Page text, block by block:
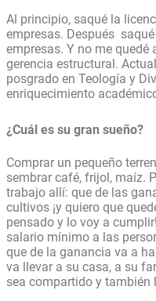
Al principio, saqué la
empresas. Después
empresas. Y no me quedé
gerencia estructural.
posgrado en Teología y
enriquecimiento
¿Cuál es su gran sueño?
Comprar un pequeño
sembrar café, frijol, maíz.
trabajo allí: que de las
cultivos ¡y quiero que
pensado y lo voy a
salario mínimo a las
que de la ganancia va a
va llevar a su casa, a su
sea compartido y también